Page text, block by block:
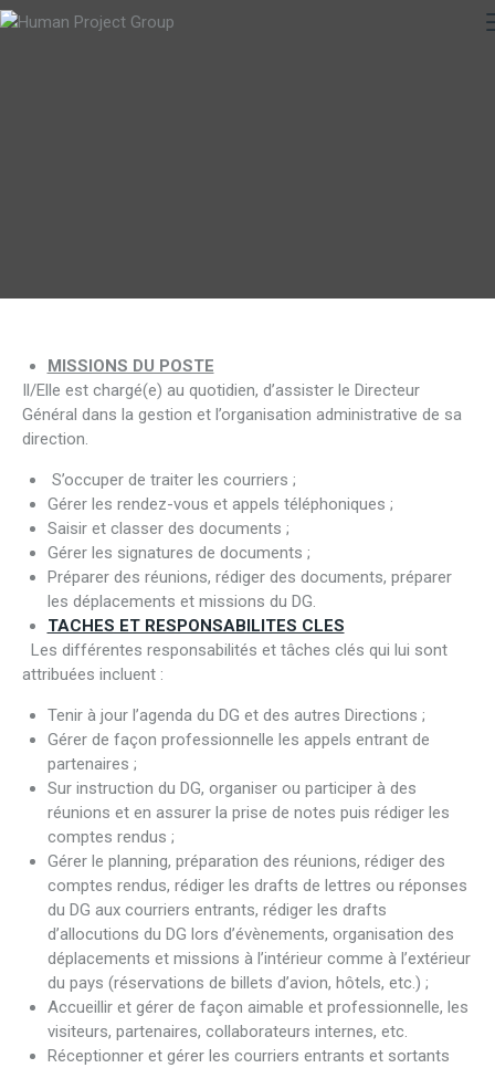
MISSIONS DU POSTE
Il/Elle est chargé(e) au quotidien, d’assister le Directeur
Général dans la gestion et l’organisation administrative de sa
direction.
S’occuper de traiter les courriers ;
Gérer les rendez-vous et appels téléphoniques ;
Saisir et classer des documents ;
Gérer les signatures de documents ;
Préparer des réunions, rédiger des documents, préparer
les déplacements et missions du DG.
TACHES ET RESPONSABILITES CLES
Les différentes responsabilités et tâches clés qui lui sont
attribuées incluent :
Tenir à jour l’agenda du DG et des autres Directions ;
Gérer de façon professionnelle les appels entrant de
partenaires ;
Sur instruction du DG, organiser ou participer à des
réunions et en assurer la prise de notes puis rédiger les
comptes rendus ;
Gérer le planning, préparation des réunions, rédiger des
comptes rendus, rédiger les drafts de lettres ou réponses
du DG aux courriers entrants, rédiger les drafts
d’allocutions du DG lors d’évènements, organisation des
déplacements et missions à l’intérieur comme à l’extérieur
du pays (réservations de billets d’avion, hôtels, etc.) ;
Accueillir et gérer de façon aimable et professionnelle, les
visiteurs, partenaires, collaborateurs internes, etc.
Réceptionner et gérer les courriers entrants et sortants